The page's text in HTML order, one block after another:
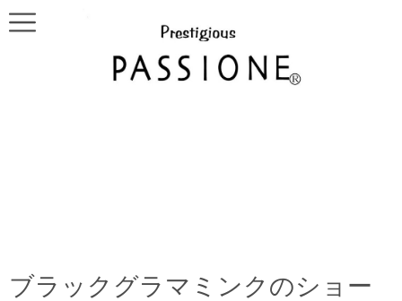
ブラックグラマミンクのショー